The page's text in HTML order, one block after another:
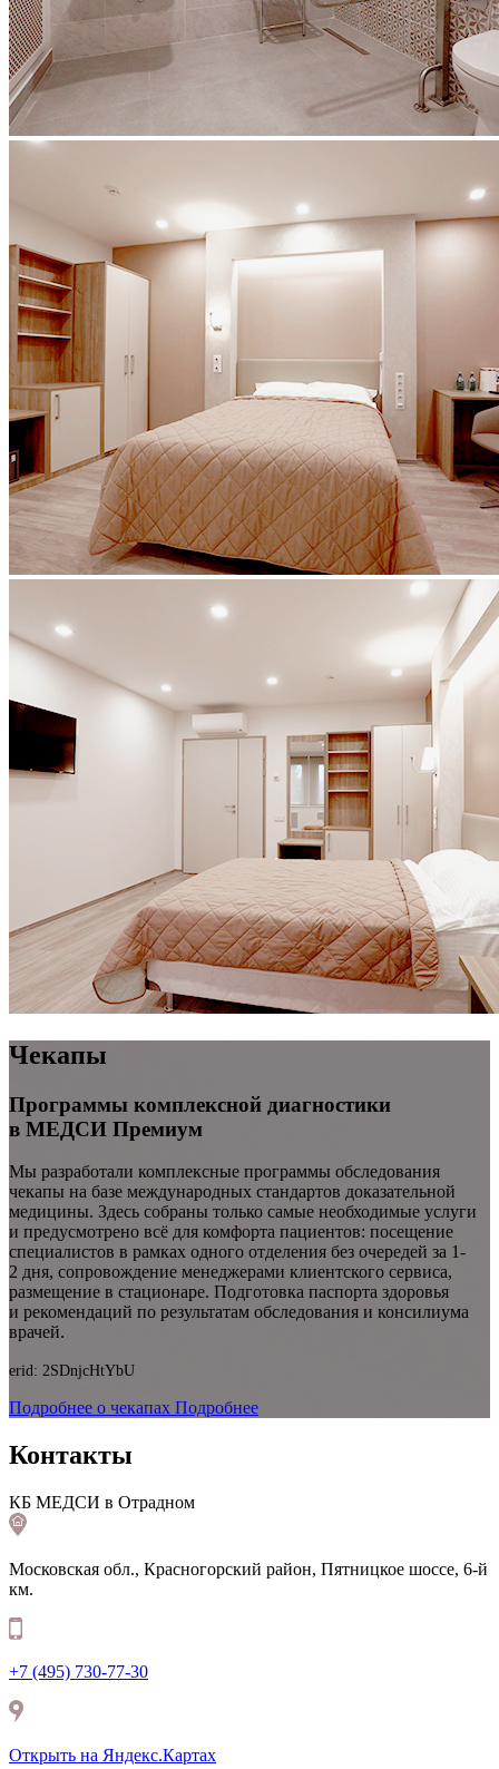
Чекапы
Программы комплексной диагностики
в МЕДСИ Премиум
Мы разработали комплексные программы обследования
чекапы на базе международных стандартов доказательной
медицины. Здесь собраны только самые необходимые услуги
и предусмотрено всё для комфорта пациентов: посещение
специалистов в рамках одного отделения без очередей за 1-
2 дня, сопровождение менеджерами клиентского сервиса,
размещение в стационаре. Подготовка паспорта здоровья
и рекомендаций по результатам обследования и консилиума
врачей.
erid: 2SDnjcHtYbU
Подробнее о чекапах Подробнее
Контакты
КБ МЕДСИ в Отрадном
Московская обл., Красногорский район, Пятницкое шоссе, 6-й
км.
+7 (495) 730-77-30
Открыть на Яндекс.Картax